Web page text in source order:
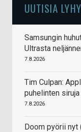
UUTISIA
Samsungin
Ultrasta
7.8.2026
Tim Culpan:
puhelinten
7.8.2026
Doom pyörii nyt